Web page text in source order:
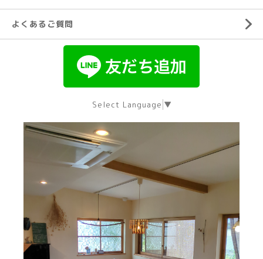
よくあるご質問
Select Language ▼